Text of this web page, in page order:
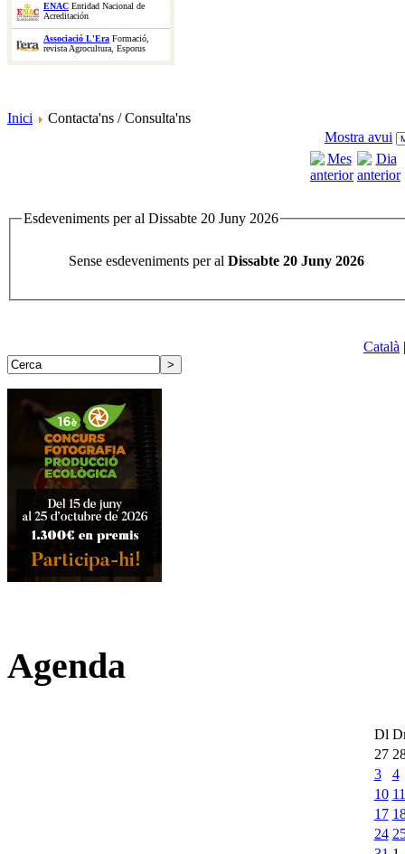
ENAC Entidad Nacional de
Acreditación
Associació L'Era Formació,
revista Agrocultura, Esporus
Inici
Contacta'ns / Consulta'ns
Mostra avui
Esdeveniments per al Dissabte 20 Juny 2026
Sense esdeveniments per al Dissabte 20 Juny 2026
Català
Agenda
Dl
27
3
4
10 11
17
24